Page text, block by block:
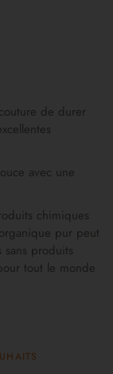
de durer
avec une
chimiques
pur peut
produits
tout le monde